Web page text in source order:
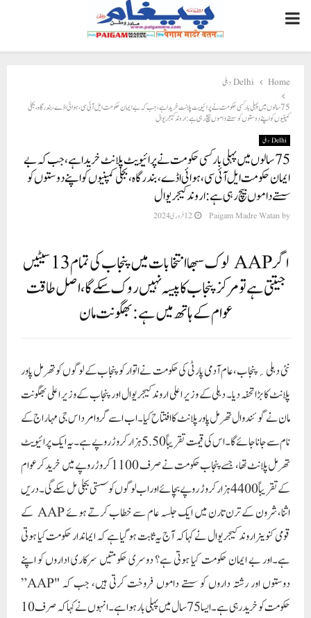
PRIMARY
MENU
Home
Delhi دہلی
75 سالوں میں پہلی بار کسی حکومت نے پرائیویٹ پلانٹ خریدا ہے، جب کہ بے ایمان حکومت ایل آئی سی، ہوائی اڈے، بندرگاہ، بجلی
کمپنیوں کو اپنے دوستوں کو سستے داموں بیچ رہی ہے: اروند کیجریوال
Delhi دہلی
75 سالوں میں پہلی بار کسی حکومت نے پرائیویٹ پلانٹ خریدا ہے، جب کہ بے
ایمان حکومت ایل آئی سی، ہوائی اڈے، بندرگاہ، بجلی کمپنیوں کو اپنے دوستوں کو
سستے داموں بیچ رہی ہے: اروند کیجریوال
by
Paigam Madre Watan 12 فروری 2024
اگر AAP لوک سبھا انتخابات میں پنجاب کی تمام 13 سیٹیں
جیتتی ہے تو مرکز پنجاب کا پیسہ نہیں روک سکے گا، اصل طاقت
عوام کے ہاتھ میں ہے: بھگونت مان
نئی دہلی؍پنجاب،عام آدمی پارٹی کی حکومت نے اتوار کو پنجاب کے لوگوں کو تھرمل پاور
پلانٹ کا بڑا تحفہ دیا۔ دہلی کے وزیر اعلی اروند کیجریوال اور پنجاب کے وزیر اعلی بھگونت
مان نے گوئندوال تھرمل پاور پلانٹ کا افتتاح کیا۔ اب اسے گرو امرداس جی مہاراج کے
نام سے جانا جائے گا۔ اس کی قیمت تقریباً 5.50 ہزار کروڑ روپے ہے۔یہ ایک پرائیویٹ
تھرمل پلانٹ تھا، جسے پنجاب حکومت نے صرف 1100 کروڑ روپے میں خرید کر عوام
کے تقریباً 4400 ہزار کروڑ روپے بچائے اور اب لوگوں کو سستی بجلی مل سکے گی۔ دریں
اثنا، شرون کے ترن تارن میں ایک جلسہ عام سے خطاب کرتے ہوئے AAP کے
قومی کنوینر اروند کیجریوال نے کہا کہ آج یہ ثابت ہو گیا ہے کہ ایماندار حکومت کیا ہوتی
ہے۔اور بے ایمان حکومت کیا ہوتی ہے؟ دوسری حکومتیں سرکاری اداروں کو اپنے
دوستوں اور رشتہ داروں کو سستے داموں فروخت کرتی ہیں، جب کہ "AAP”
حکومت کو خرید رہی ہے۔ ایسا 75 سال میں پہلی بار ہوا ہے۔ انہوں نے کہا کہ صرف 10